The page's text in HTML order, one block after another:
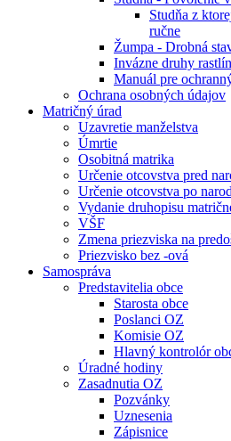
Studňa z
ručne
Žumpa - Drobná
Invázne druhy
Manuál pre
Ochrana osobných údajov
Matričný úrad
Uzavretie manželstva
Úmrtie
Osobitná matrika
Určenie otcovstva pred
Určenie otcovstva po
Vydanie druhopisu
VŠF
Zmena priezviska na
Priezvisko bez -ová
Samospráva
Predstavitelia obce
Starosta obce
Poslanci OZ
Komisie OZ
Hlavný kontrolór
Úradné hodiny
Zasadnutia OZ
Pozvánky
Uznesenia
Zápisnice